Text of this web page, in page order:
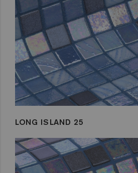
LONG ISLAND 25